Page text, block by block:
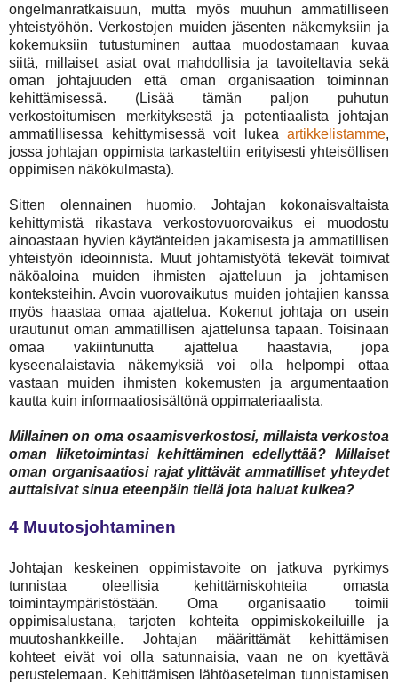
ongelmanratkaisuun, mutta myös muuhun ammatilliseen
yhteistyöhön. Verkostojen muiden jäsenten näkemyksiin ja
kokemuksiin tutustuminen auttaa muodostamaan kuvaa
siitä, millaiset asiat ovat mahdollisia ja tavoiteltavia sekä
oman johtajuuden että oman organisaation toiminnan
kehittämisessä. (Lisää tämän paljon puhutun
verkostoitumisen merkityksestä ja potentiaalista johtajan
ammatillisessa kehittymisessä voit lukea artikkelistamme,
jossa johtajan oppimista tarkasteltiin erityisesti yhteisöllisen
oppimisen näkökulmasta).
Sitten olennainen huomio. Johtajan kokonaisvaltaista
kehittymistä rikastava verkostovuorovaikus ei muodostu
ainoastaan hyvien käytänteiden jakamisesta ja ammatillisen
yhteistyön ideoinnista. Muut johtamistyötä tekevät toimivat
näköaloina muiden ihmisten ajatteluun ja johtamisen
konteksteihin. Avoin vuorovaikutus muiden johtajien kanssa
myös haastaa omaa ajattelua. Kokenut johtaja on usein
urautunut oman ammatillisen ajattelunsa tapaan. Toisinaan
omaa vakiintunutta ajattelua haastavia, jopa
kyseenalaistavia näkemyksiä voi olla helpompi ottaa
vastaan muiden ihmisten kokemusten ja argumentaation
kautta kuin informaatiosisältönä oppimateriaalista.
Millainen on oma osaamisverkostosi, millaista verkostoa
oman liiketoimintasi kehittäminen edellyttää? Millaiset
oman organisaatiosi rajat ylittävät ammatilliset yhteydet
auttaisivat sinua eteenpäin tiellä jota haluat kulkea?
4 Muutosjohtaminen
Johtajan keskeinen oppimistavoite on jatkuva pyrkimys
tunnistaa oleellisia kehittämiskohteita omasta
toimintaympäristöstään. Oma organisaatio toimii
oppimisalustana, tarjoten kohteita oppimiskokeiluille ja
muutoshankkeille. Johtajan määrittämät kehittämisen
kohteet eivät voi olla satunnaisia, vaan ne on kyettävä
perustelemaan. Kehittämisen lähtöasetelman tunnistamisen